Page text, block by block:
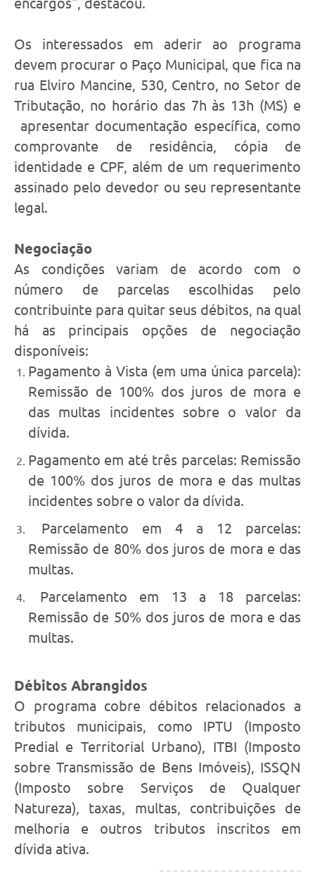
Os interessados em aderir ao programa
devem procurar o Paço Municipal, que fica na
rua Elviro Mancine, 530, Centro, no Setor de
Tributação, no horário das 7h às 13h (MS) e
apresentar documentação específica, como
comprovante de residência, cópia de
identidade e CPF, além de um requerimento
assinado pelo devedor ou seu representante
legal.
Negociação
As condições variam de acordo com o
número de parcelas escolhidas pelo
contribuinte para quitar seus débitos, na qual
há as principais opções de negociação
disponíveis:
Pagamento à Vista (em uma única parcela):
Remissão de 100% dos juros de mora e
das multas incidentes sobre o valor da
dívida.
Pagamento em até três parcelas: Remissão
de 100% dos juros de mora e das multas
incidentes sobre o valor da dívida.
Parcelamento em 4 a 12 parcelas:
Remissão de 80% dos juros de mora e das
multas.
Parcelamento em 13 a 18 parcelas:
Remissão de 50% dos juros de mora e das
multas.
Débitos Abrangidos
O programa cobre débitos relacionados a
tributos municipais, como IPTU (Imposto
Predial e Territorial Urbano), ITBI (Imposto
sobre Transmissão de Bens Imóveis), ISSQN
(Imposto sobre Serviços de Qualquer
Natureza), taxas, multas, contribuições de
melhoria e outros tributos inscritos em
dívida ativa.